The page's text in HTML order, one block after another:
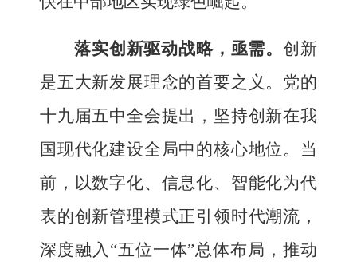
落实创新驱动战略，亟需。创新
是五大新发展理念的首要之义。党的
十九届五中全会提出，坚持创新在我
国现代化建设全局中的核心地位。当
前，以数字化、信息化、智能化为代
表的创新管理模式正引领时代潮流，
深度融入 “五位一体”总体布局，推动